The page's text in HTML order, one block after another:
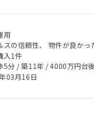
用
スの信頼性、 物件が良か
入1件
5分 / 築11年 / 4000万円台
03月16日